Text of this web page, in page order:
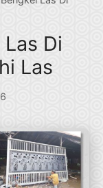
Di
Las